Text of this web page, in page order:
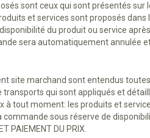
sont ceux qui sont présentés
et services sont proposés
du produit ou service
sera automatiquement annulée
site marchand sont entendus
qui sont appliqués et
à tout moment: les produits et
sous réserve de
PAIEMENT DU PRIX.